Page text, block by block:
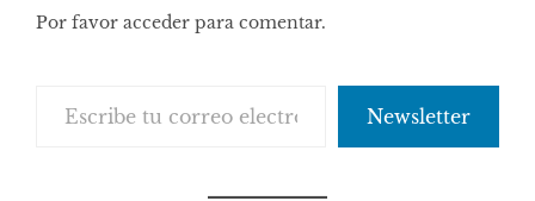
Por favor acceder para comentar.
Newsletter